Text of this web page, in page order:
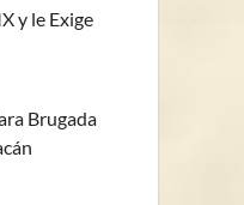
y le Exige
Brugada